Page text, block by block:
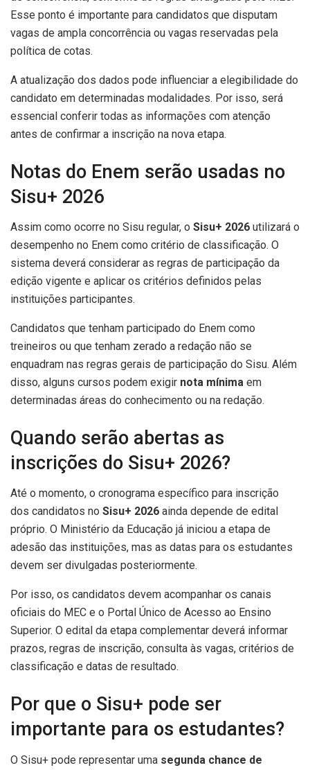
Esse ponto é importante para candidatos que disputam
vagas de ampla concorrência ou vagas reservadas pela
política de cotas.
A atualização dos dados pode influenciar a elegibilidade do
candidato em determinadas modalidades. Por isso, será
essencial conferir todas as informações com atenção
antes de confirmar a inscrição na nova etapa.
Notas do Enem serão usadas no
Sisu+ 2026
Assim como ocorre no Sisu regular, o Sisu+ 2026 utilizará o
desempenho no Enem como critério de classificação. O
sistema deverá considerar as regras de participação da
edição vigente e aplicar os critérios definidos pelas
instituições participantes.
Candidatos que tenham participado do Enem como
treineiros ou que tenham zerado a redação não se
enquadram nas regras gerais de participação do Sisu. Além
disso, alguns cursos podem exigir nota mínima em
determinadas áreas do conhecimento ou na redação.
Quando serão abertas as
inscrições do Sisu+ 2026?
Até o momento, o cronograma específico para inscrição
dos candidatos no Sisu+ 2026 ainda depende de edital
próprio. O Ministério da Educação já iniciou a etapa de
adesão das instituições, mas as datas para os estudantes
devem ser divulgadas posteriormente.
Por isso, os candidatos devem acompanhar os canais
oficiais do MEC e o Portal Único de Acesso ao Ensino
Superior. O edital da etapa complementar deverá informar
prazos, regras de inscrição, consulta às vagas, critérios de
classificação e datas de resultado.
Por que o Sisu+ pode ser
importante para os estudantes?
O Sisu+ pode representar uma segunda chance de